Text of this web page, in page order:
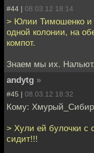
#44 | 08.03.12 18:14
> Юлии Тимошенко и
одной колонии, на
компот.
Знаем мы их.
andytg »
#45 | 08.03.12 18:32
Кому:
> Хули ей булочки с
сидит!!!